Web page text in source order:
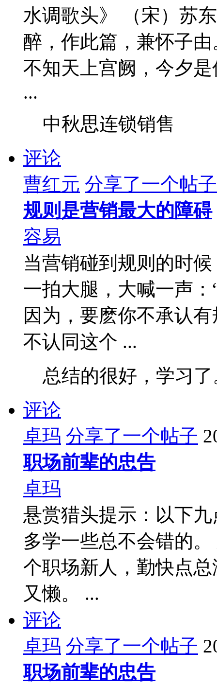
水调歌头》 （宋）苏
醉，作此篇，兼怀子
不知天上宫阙，今夕
...
中秋思连锁销售
评论
曹红元 分享了一个帖子
规则是营销最大的障碍
容易
当营销碰到规则的时
一拍大腿，大喊一声
因为，要麽你不承认
不认同这个 ...
总结的很好，学习了
评论
卓玛 分享了一个帖子
职场前辈的忠告
卓玛
悬赏猎头提示：以下
多学一些总不会错的
个职场新人，勤快点
又懒。 ...
评论
卓玛 分享了一个帖子
职场前辈的忠告